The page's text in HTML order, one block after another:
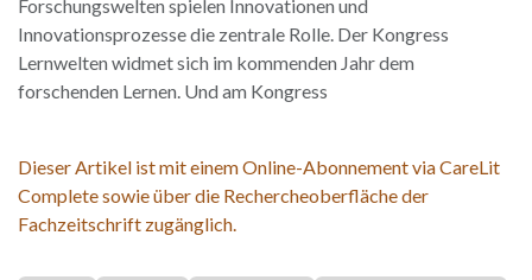
Forschungswelten spielen Innovationen und
Innovationsprozesse die zentrale Rolle. Der Kongress
Lernwelten widmet sich im kommenden Jahr dem
forschenden Lernen. Und am Kongress
Dieser Artikel ist mit einem Online-Abonnement via CareLit
Complete sowie über die Rechercheoberfläche der
Fachzeitschrift zugänglich.